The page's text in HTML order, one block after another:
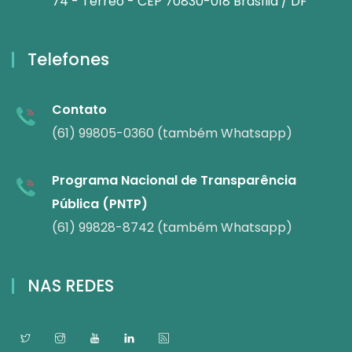
Telefones
Contato
(61) 99805-0360 (também Whatsapp)
Programa Nacional de Transparência
Pública (PNTP)
(61) 99828-8742 (também Whatsapp)
NAS REDES